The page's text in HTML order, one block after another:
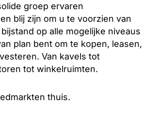
groep ervaren
blij zijn om u te voorzien van
op alle mogelijke niveaus
plan bent om te kopen, leasen,
Van kavels tot
tot winkelruimten.
thuis.